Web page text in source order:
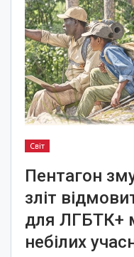
Світ
Пентагон
зліт
для ЛГБТК+
небілих